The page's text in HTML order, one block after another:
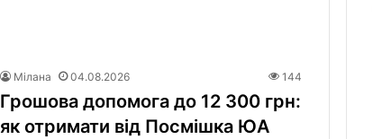
Мілана 04.08.2026 144
Грошова допомога до 12 300 грн:
як отримати від Посмішка ЮА